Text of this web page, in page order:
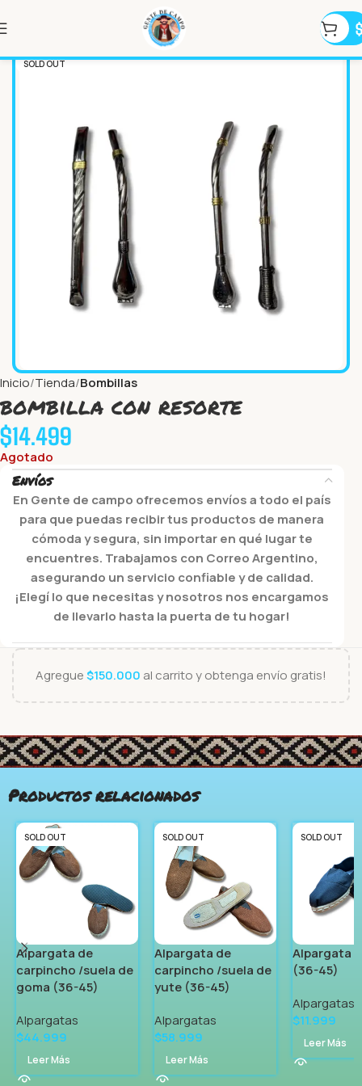
$
SOLD OUT
Inicio Tienda Bombillas
bombilla con resorte
$14.499
Agotado
Envíos
En Gente de campo ofrecemos envíos a todo el país
para que puedas recibir tus productos de manera
cómoda y segura, sin importar en qué lugar te
encuentres. Trabajamos con Correo Argentino,
asegurando un servicio confiable y de calidad.
¡Elegí lo que necesitas y nosotros nos encargamos
de llevarlo hasta la puerta de tu hogar!
Agregue$150.000 al carrito y obtenga envío gratis!
Productos relacionados
SOLD OUT
Alpargata de
carpincho /suela de
goma (36-45)
Alpargatas
$44.999
Leer Más
SOLD OUT
Alpargata de
carpincho /suela de
yute (36-45)
Alpargatas
$58.999
Leer Más
SOLD OUT
Alpargata
(36-45)
Alpargatas
$11.999
Leer Más